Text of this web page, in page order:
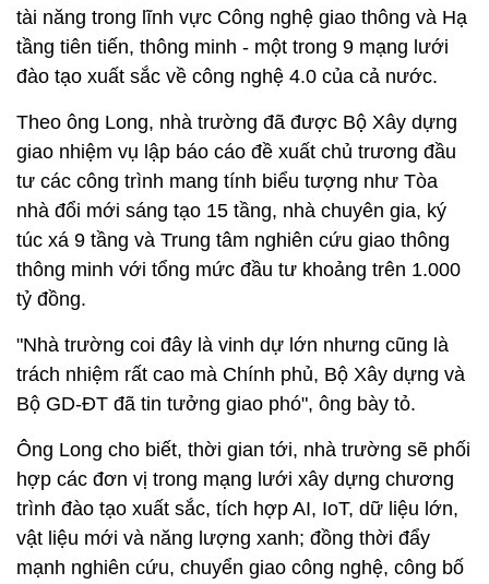
tài năng trong lĩnh vực Công nghệ giao thông và Hạ
tầng tiên tiến, thông minh - một trong 9 mạng lưới
đào tạo xuất sắc về công nghệ 4.0 của cả nước.
Theo ông Long, nhà trường đã được Bộ Xây dựng
giao nhiệm vụ lập báo cáo đề xuất chủ trương đầu
tư các công trình mang tính biểu tượng như Tòa
nhà đổi mới sáng tạo 15 tầng, nhà chuyên gia, ký
túc xá 9 tầng và Trung tâm nghiên cứu giao thông
thông minh với tổng mức đầu tư khoảng trên 1.000
tỷ đồng.
"Nhà trường coi đây là vinh dự lớn nhưng cũng là
trách nhiệm rất cao mà Chính phủ, Bộ Xây dựng và
Bộ GD-ĐT đã tin tưởng giao phó", ông bày tỏ.
Ông Long cho biết, thời gian tới, nhà trường sẽ phối
hợp các đơn vị trong mạng lưới xây dựng chương
trình đào tạo xuất sắc, tích hợp AI, IoT, dữ liệu lớn,
vật liệu mới và năng lượng xanh; đồng thời đẩy
mạnh nghiên cứu, chuyển giao công nghệ, công bố